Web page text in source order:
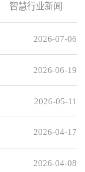
智慧行业新闻
2026-07-06
2026-06-19
2026-05-11
2026-04-17
2026-04-08